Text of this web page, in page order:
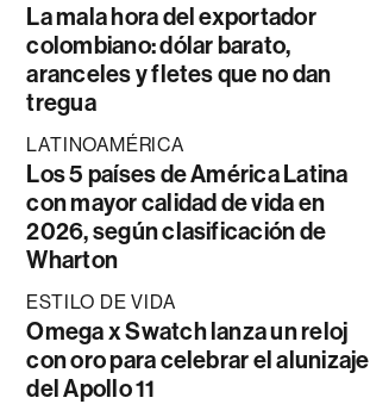
La mala hora del exportador
colombiano: dólar barato,
aranceles y fletes que no dan
tregua
LATINOAMÉRICA
Los 5 países de América Latina
con mayor calidad de vida en
2026, según clasificación de
Wharton
ESTILO DE VIDA
Omega x Swatch lanza un reloj
con oro para celebrar el alunizaje
del Apollo 11